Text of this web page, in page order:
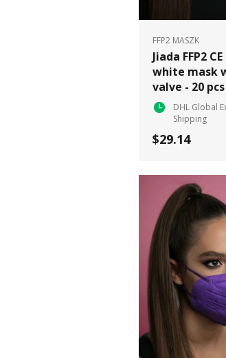
FFP2 MASZK
Jiada FFP2
white mask
valve - 20 pcs
DHL Global
Shipping
$29.14